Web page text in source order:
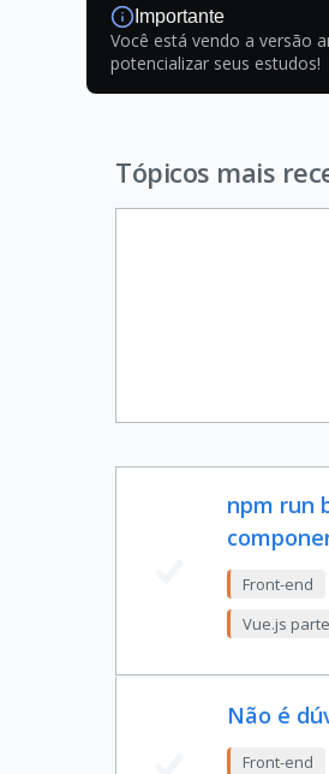
Importante
Você está vendo a versão
potencializar seus estudos!
Tópicos mais
npm run
Front-end
Vue.js
Não é
Front-end